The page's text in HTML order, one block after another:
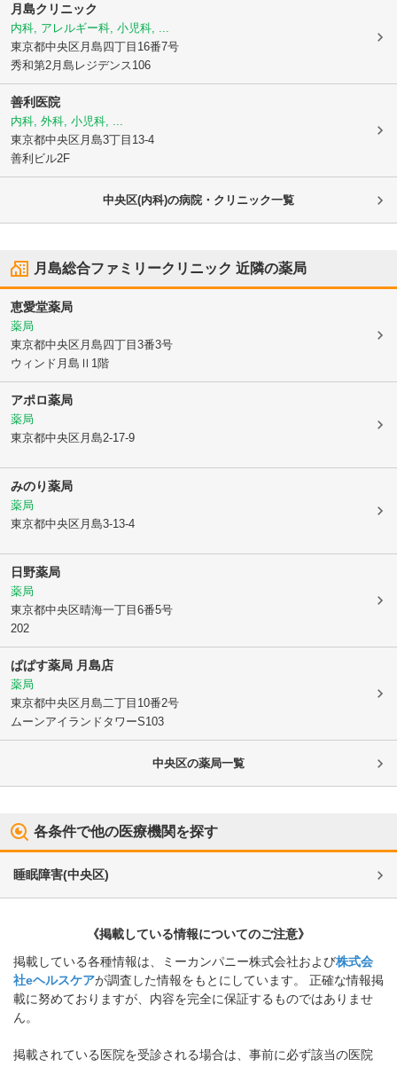
月島クリニック
内科, アレルギー科, 小児科, ...
東京都中央区 月島四丁目16番7号
秀和第2月島レジデンス106
善利医院
内科, 外科, 小児科, ...
東京都中央区 月島3丁目13-4
善利ビル2F
中央区(内科)の病院・クリニック一覧
月島総合ファミリークリニック 近隣の薬局
恵愛堂薬局
薬局
東京都中央区 月島四丁目3番3号
ウィンド月島Ⅱ1階
アポロ薬局
薬局
東京都中央区 月島2-17-9
みのり薬局
薬局
東京都中央区 月島3-13-4
日野薬局
薬局
東京都中央区晴海一丁目6番5号
202
ぱぱす薬局 月島店
薬局
東京都中央区 月島二丁目10番2号
ムーンアイランドタワーS103
中央区の薬局一覧
各条件で他の医療機関を探す
睡眠障害(中央区)
《掲載している情報についてのご注意》
掲載している各種情報は、ミーカンパニー株式会社および株式会
社eヘルスケアが調査した情報をもとにしています。 正確な情報掲
載に努めておりますが、内容を完全に保証するものではありませ
ん。
掲載されている医院を受診される場合は、事前に必ず該当の医院